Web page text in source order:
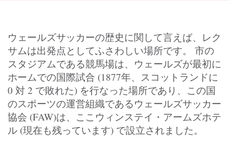
ウェールズサッカーの歴史に関して言えば、レク
サムは出発点としてふさわしい場所です。 市の
スタジアムである競馬場は、ウェールズが最初に
ホームでの国際試合 (1877年、スコットランドに
0 対 2 で敗れた) を行なった場所であり、この国
のスポーツの運営組織であるウェールズサッカー
協会 (FAW)は、ここウィンステイ・アームズホテ
ル (現在も残っています) で設立されました。